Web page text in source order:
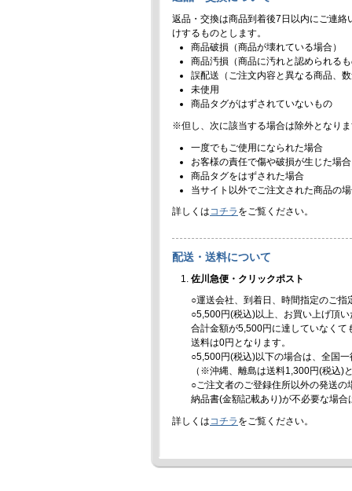
返品・交換は商品到着後7日以内にご連
けするものとします。
商品破損（商品が壊れている場合）
商品汚損（商品に汚れと認められる
誤配送（ご注文内容と異なる商品、
未使用
商品タグがはずされていないもの
※但し、次に該当する場合は除外となり
一度でもご使用になられた場合
お客様の責任で傷や破損が生じた場合
商品タグをはずされた場合
当サイト以外でご注文された商品の
詳しくはコチラ をご覧ください。
配送・送料について
佐川急便・クリックポスト
○運送会社、到着日、時間指定のご指
○5,500円(税込)以上、お買い上げ頂
合計金額が5,500円に達していなく
送料は0円となります。
○5,500円(税込)以下の場合は、全国
（※沖縄、離島は送料1,300円(税込)
○ご注文者のご登録住所以外の発送
納品書(金額記載あり)が不必要な場
詳しくはコチラ をご覧ください。